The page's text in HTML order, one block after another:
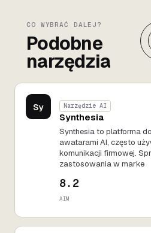
CO WYBRAĆ DALEJ?
Podobne
narzędzia
Sy Narzędzie AI
Synthesia
Synthesia to platforma
awatarami AI, często
komunikacji firmowej.
zastosowania w marke
8.2
AIM